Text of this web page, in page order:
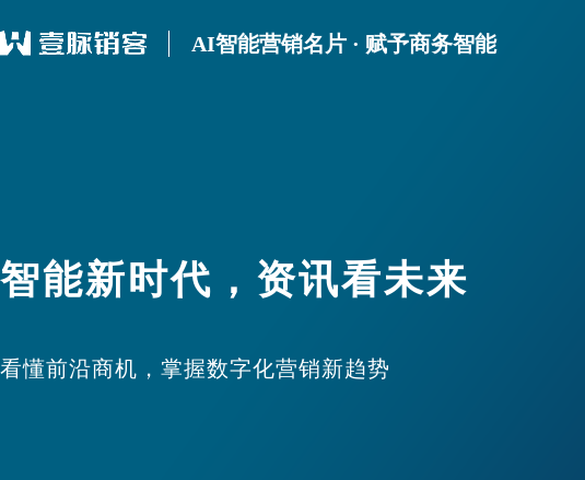
AI智能营销名片 · 赋予商务智能
智能新时代，资讯看未来
看懂前沿商机，掌握数字化营销新趋势